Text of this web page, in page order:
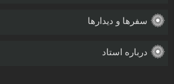
سفرها و دیدارها
درباره استاد